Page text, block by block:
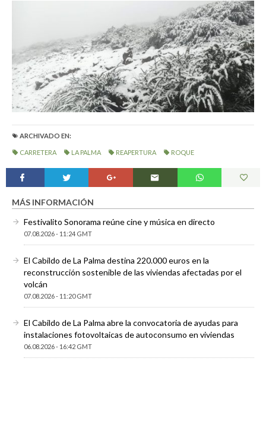
ARCHIVADO EN:
CARRETERA LA PALMA REAPERTURA ROQUE
MÁS INFORMACIÓN
Festivalito Sonorama reúne cine y música en directo
07.08.2026 - 11:24 GMT
El Cabildo de La Palma destina 220.000 euros en la
reconstrucción sostenible de las viviendas afectadas por el
volcán
07.08.2026 - 11:20 GMT
El Cabildo de La Palma abre la convocatoria de ayudas para
instalaciones fotovoltaicas de autoconsumo en viviendas
06.08.2026 - 16:42 GMT